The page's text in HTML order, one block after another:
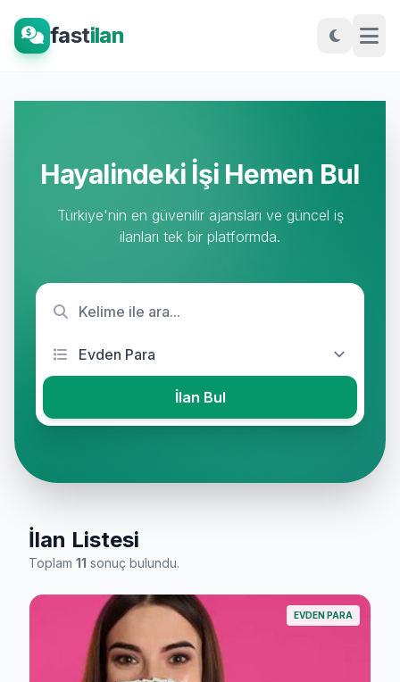
fastilan
Hayalindeki İşi Hemen Bul
Türkiye'nin en güvenilir ajansları ve güncel iş
ilanları tek bir platformda.
İlan Bul
İlan Listesi
Toplam 11 sonuç bulundu.
EVDEN PARA